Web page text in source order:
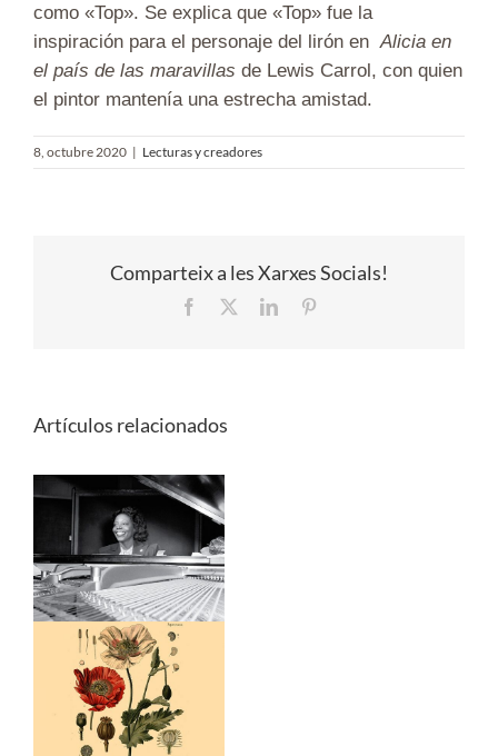
como «Top». Se explica que «Top» fue la
inspiración para el personaje del lirón en Alicia en
el país de las maravillas de Lewis Carrol, con quien
el pintor mantenía una estrecha amistad.
8, octubre 2020 | Lecturas y creadores
Comparteix a les Xarxes Socials!
Facebook LinkedIn
Artículos relacionados
Artistas sin obra
y el
caleidoscopio de
las estrellas
perdidas
Artistas sin obra
y las «Lettres de
guerre» del
surrealismo